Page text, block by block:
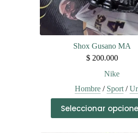
Shox Gusano MA
$200.000
Nike
Hombre/ Sport/
Seleccionarproducto
tiene